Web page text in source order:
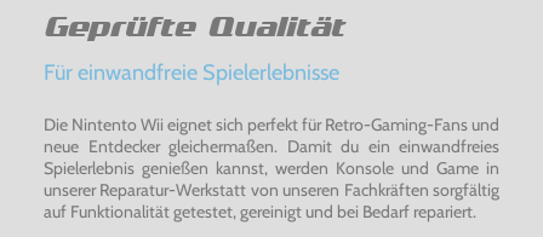
Geprüfte Qualität
Für einwandfreie Spielerlebnisse
Die Nintento Wii eignet sich perfekt für Retro-Gaming-Fans und
neue Entdecker gleichermaßen. Damit du ein einwandfreies
Spielerlebnis genießen kannst, werden Konsole und Game in
unserer Reparatur-Werkstatt von unseren Fachkräften sorgfältig
auf Funktionalität getestet, gereinigt und bei Bedarf repariert.